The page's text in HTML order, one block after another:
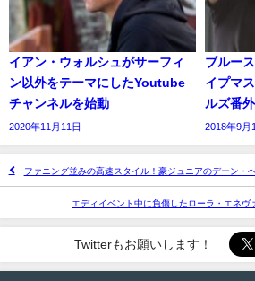
イアン・ウォルシュがサーフィ
ン以外をテーマにしたYoutube
チャンネルを始動
2020年11月11日
ブルー
イプマ
ルズ番
2018年9月
ファニング並みの高速スタイル！豪ジュニアのデーン・
エディイベント中に負傷したローラ・エネヴ
Twitterもお願いします！